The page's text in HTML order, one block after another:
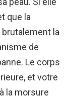
que la
la
de
Le corps
et votre
la morsure